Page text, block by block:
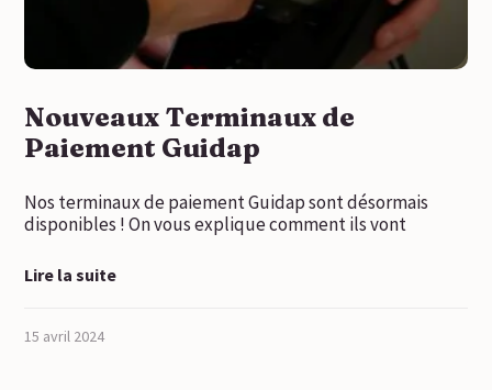
Nouveaux Terminaux de
Paiement Guidap
Nos terminaux de paiement Guidap sont désormais
disponibles ! On vous explique comment ils vont
Lire la suite
15 avril 2024